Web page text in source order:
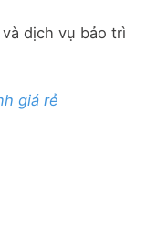
dịch vụ bảo trì
giá rẻ